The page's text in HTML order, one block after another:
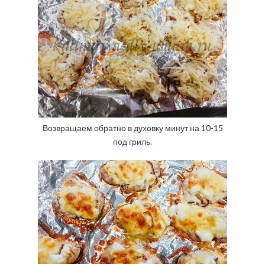
Возвращаем обратно в духовку минут на 10-15
под гриль.